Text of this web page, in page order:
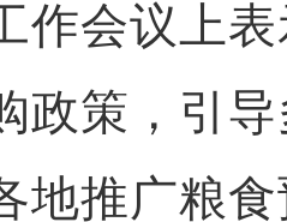
作会议上
政策，引
地推广粮